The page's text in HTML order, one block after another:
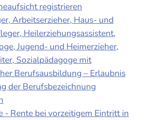
registrieren
Arbeitserzieher, Haus- und
Heilerziehungsassistent,
Jugend- und Heimerzieher,
Sozialpädagoge mit
Berufsausbildung – Erlaubnis
der Berufsbezeichnung
- Rente bei vorzeitigem Eintritt in